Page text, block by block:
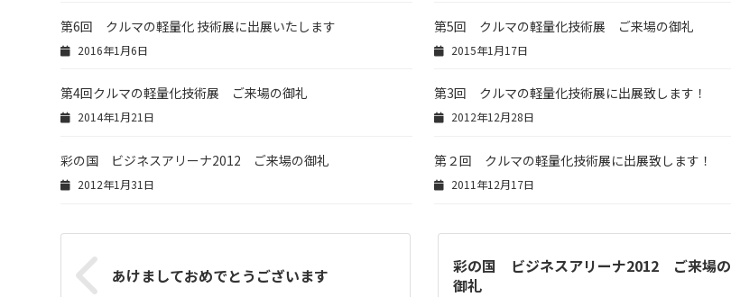
第6回 クルマの軽量化 技術展に出展いたします
2016年1月6日
第5回 クルマの軽量化技術展 ご来場の御礼
2015年1月17日
第4回クルマの軽量化技術展 ご来場の御礼
2014年1月21日
第3回 クルマの軽量化技術展に出展致します！
2012年12月28日
彩の国 ビジネスアリーナ2012 ご来場の御礼
2012年1月31日
第２回 クルマの軽量化技術展に出展致します！
2011年12月17日
あけましておめでとうございます
彩の国 ビジネスアリーナ2012 ご来場の
御礼